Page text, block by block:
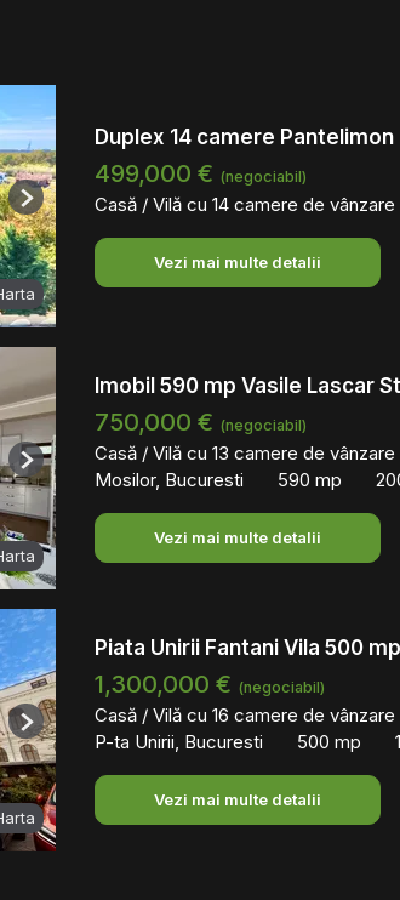
Next
Duplex 14 camere
499,000 € (negociabil)
Casă / Vilă cu 14 camere de vânzare
Vezi mai multe detalii
Next
Imobil 590 mp Vasile Lascar
750,000 € (negociabil)
Casă / Vilă cu 13 camere de vânzare
Mosilor, Bucuresti
590 mp
Vezi mai multe detalii
Next
Piata Unirii Fantani Vila 500
1,300,000 € (negociabil)
Casă / Vilă cu 16 camere de vânzare
P-ta Unirii, Bucuresti
500 mp
Vezi mai multe detalii